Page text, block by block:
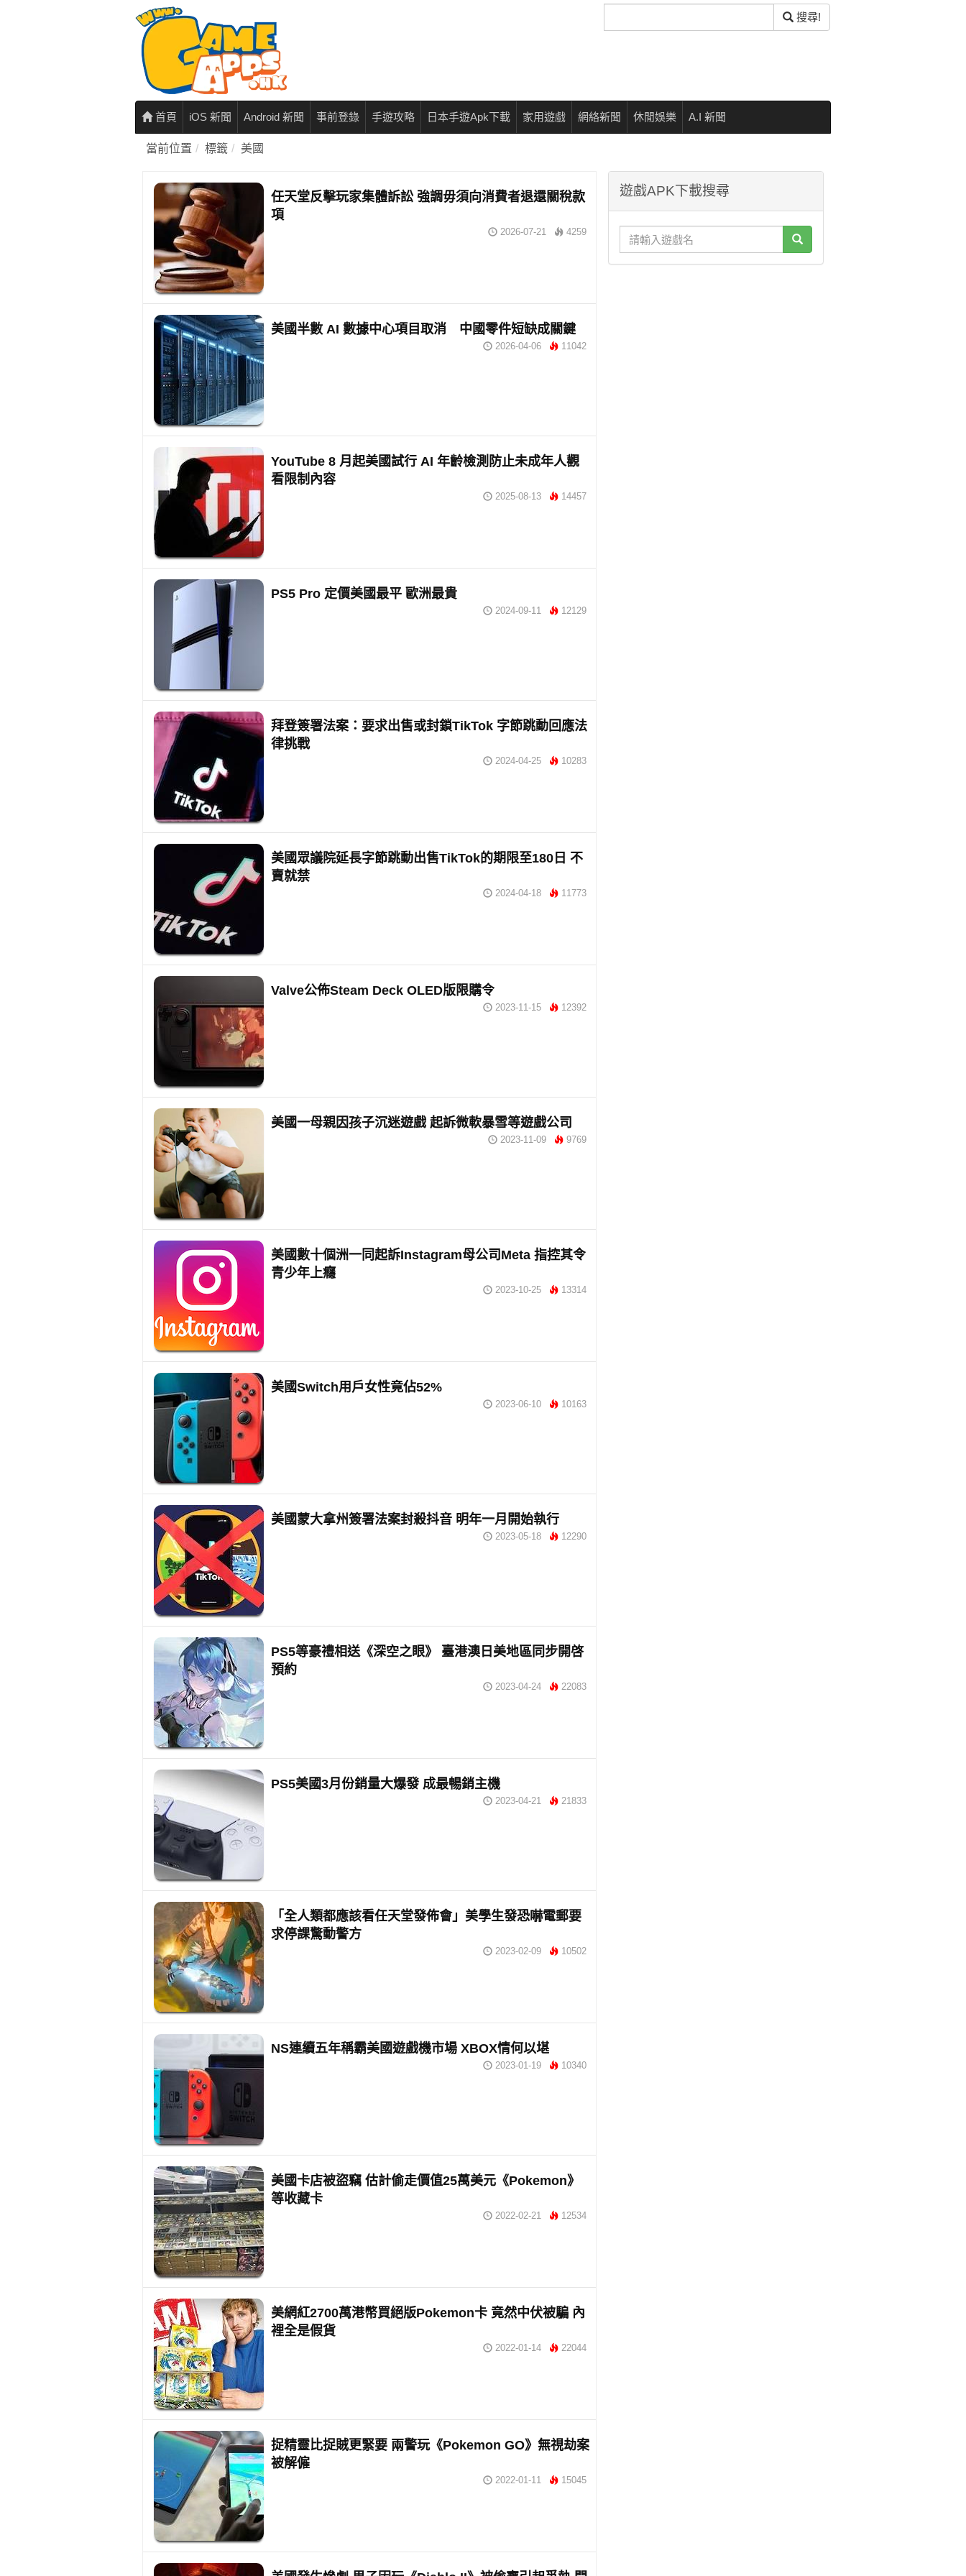
尋
搜尋!
首頁 iOS 新聞 Android 新聞 事前登錄 手遊攻略 日本手遊Apk下載 家用遊戲 網絡新聞 休閒娛樂 A.I 新聞
當前位置 標籤 美國
任天堂反擊玩家集體訴訟 強調毋須向消費者退還關稅款
項
2026-07-21 4259
美國半數 AI 數據中心項目取消 中國零件短缺成關鍵
2026-04-06 11042
YouTube 8 月起美國試行 AI 年齡檢測防止未成年人觀
看限制內容
2025-08-13 14457
PS5 Pro 定價美國最平 歐洲最貴
2024-09-11 12129
拜登簽署法案：要求出售或封鎖TikTok 字節跳動回應法
律挑戰
2024-04-25 10283
美國眾議院延長字節跳動出售TikTok的期限至180日 不
賣就禁
2024-04-18 11773
Valve公佈Steam Deck OLED版限購令
2023-11-15 12392
美國一母親因孩子沉迷遊戲 起訴微軟暴雪等遊戲公司
2023-11-09 9769
美國數十個洲一同起訴Instagram母公司Meta 指控其令
青少年上癮
2023-10-25 13314
美國Switch用戶女性竟佔52%
2023-06-10 10163
美國蒙大拿州簽署法案封殺抖音 明年一月開始執行
2023-05-18 12290
PS5等豪禮相送《深空之眼》 臺港澳日美地區同步開啓
預約
2023-04-24 22083
PS5美國3月份銷量大爆發 成最暢銷主機
2023-04-21 21833
「全人類都應該看任天堂發佈會」美學生發恐嚇電郵要
求停課驚動警方
2023-02-09 10502
NS連續五年稱霸美國遊戲機市場 XBOX情何以堪
2023-01-19 10340
美國卡店被盜竊 估計偷走價值25萬美元《Pokemon》
等收藏卡
2022-02-21 12534
美網紅2700萬港幣買絕版Pokemon卡 竟然中伏被騙 內
裡全是假貨
2022-01-14 22044
捉精靈比捉賊更緊要 兩警玩《Pokemon GO》無視劫案
被解僱
2022-01-11 15045
遊戲APK下載搜尋